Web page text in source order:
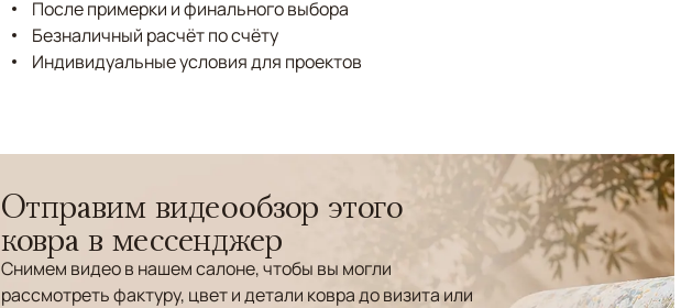
После примерки и финального выбора
Безналичный расчёт по счёту
Индивидуальные условия для проектов
Отправим видеообзор этого
ковра в мессенджер
Снимем видео в нашем салоне, чтобы вы могли
рассмотреть фактуру, цвет и детали ковра до визита или